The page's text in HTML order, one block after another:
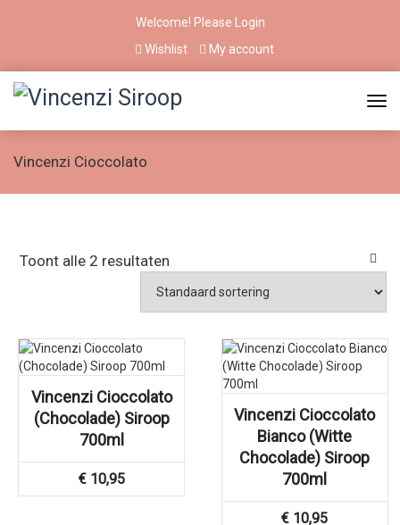
Welcome! Please
Login
Wishlist
My account
Vincenzi Cioccolato
Toont alle 2 resultaten
Vincenzi Cioccolato
(Chocolade) Siroop
700ml
€10,95
Vincenzi Cioccolato
Bianco (Witte
Chocolade) Siroop
700ml
€ 10,95